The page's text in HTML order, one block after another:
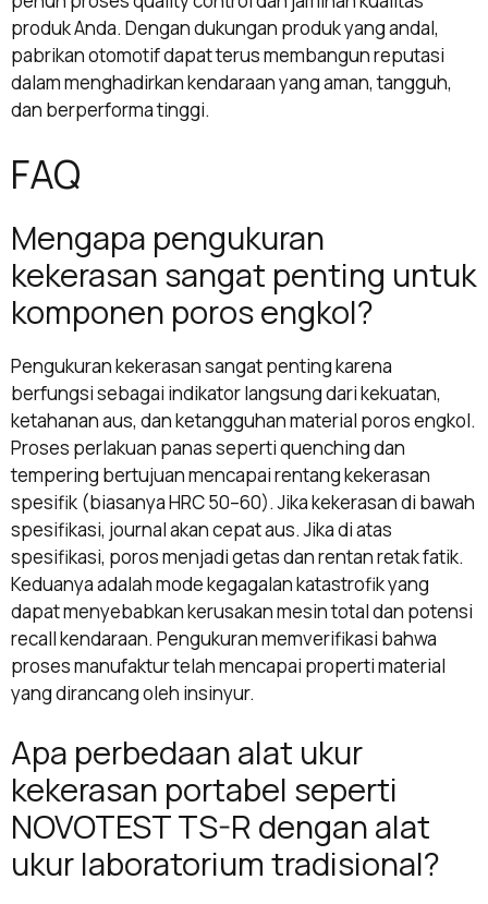
produk Anda. Dengan dukungan produk yang andal,
pabrikan otomotif dapat terus membangun reputasi
dalam menghadirkan kendaraan yang aman, tangguh,
dan berperforma tinggi.
FAQ
Mengapa pengukuran
kekerasan sangat penting untuk
komponen poros engkol?
Pengukuran kekerasan sangat penting karena
berfungsi sebagai indikator langsung dari kekuatan,
ketahanan aus, dan ketangguhan material poros engkol.
Proses perlakuan panas seperti quenching dan
tempering bertujuan mencapai rentang kekerasan
spesifik (biasanya HRC 50–60). Jika kekerasan di bawah
spesifikasi, journal akan cepat aus. Jika di atas
spesifikasi, poros menjadi getas dan rentan retak fatik.
Keduanya adalah mode kegagalan katastrofik yang
dapat menyebabkan kerusakan mesin total dan potensi
recall kendaraan. Pengukuran memverifikasi bahwa
proses manufaktur telah mencapai properti material
yang dirancang oleh insinyur.
Apa perbedaan alat ukur
kekerasan portabel seperti
NOVOTEST TS-R dengan alat
ukur laboratorium tradisional?